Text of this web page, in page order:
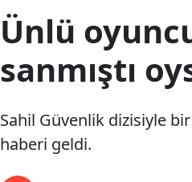
Ünlü
sanmıştı
Sahil Güvenlik dizisiyle
haberi geldi.